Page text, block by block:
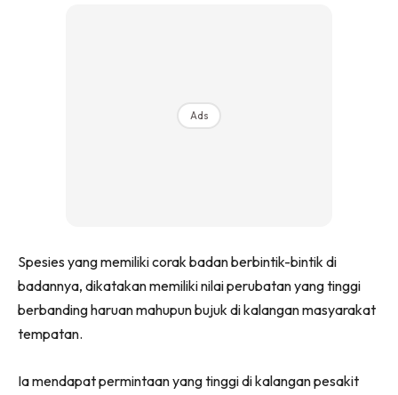
Ads
Spesies yang memiliki corak badan berbintik-bintik di
badannya, dikatakan memiliki nilai perubatan yang tinggi
berbanding haruan mahupun bujuk di kalangan masyarakat
tempatan.
Ia mendapat permintaan yang tinggi di kalangan pesakit